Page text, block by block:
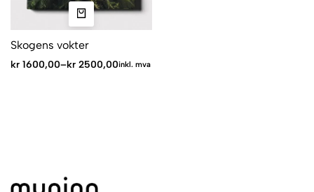
Skogens vokter
kr 1600,00–kr 2500,00inkl. mva